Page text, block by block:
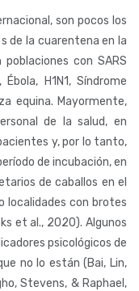
son pocos los
de la cuarentena en la
con SARS
H1N1, Síndrome
equina. Mayormente,
de la salud, en
y, por lo tanto,
de incubación, en
de caballos en el
localidades con brotes
et al., 2020). Algunos
psicológicos de
no lo están (Bai, Lin,
Stevens, & Raphael,